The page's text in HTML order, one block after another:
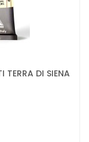
TERRA DI SIENA